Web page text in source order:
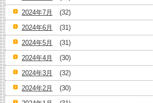
2024年7月
(32)
2024年6月
(31)
2024年5月
(31)
2024年4月
(30)
2024年3月
(32)
2024年2月
(30)